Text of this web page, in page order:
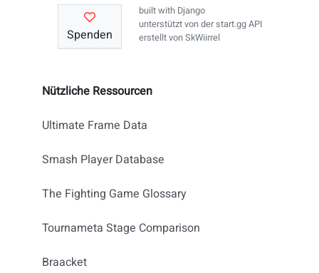
Nützliche Ressourcen
Ultimate Frame Data
Smash Player Database
The Fighting Game Glossary
Tournameta Stage Comparison
Braacket
Spenden
built with Django
unterstützt von derstart.gg API
erstellt vonSkWiirrel